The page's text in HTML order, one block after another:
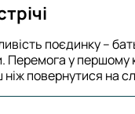
поєдинку –
Перемога у першому
ніж повернутися на